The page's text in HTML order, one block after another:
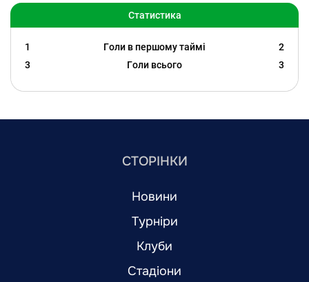
Статистика
1 Голи в першому таймі
2
3
Голи всього 3
СТОРІНКИ
Новини
Турніри
Клуби
Стадіони